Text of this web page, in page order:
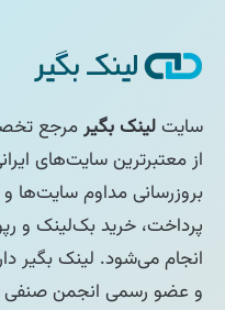
سایتلینک بگیرمرجع
بروزرسانی مداوم سایت‌ها و
پرداخت، خرید بک‌لینک و
انجام می‌شود. لینک بگیر
و عضو رسمی انجمن صنفی